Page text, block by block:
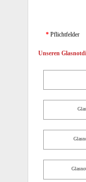
* Pflichtfelder
Unseren